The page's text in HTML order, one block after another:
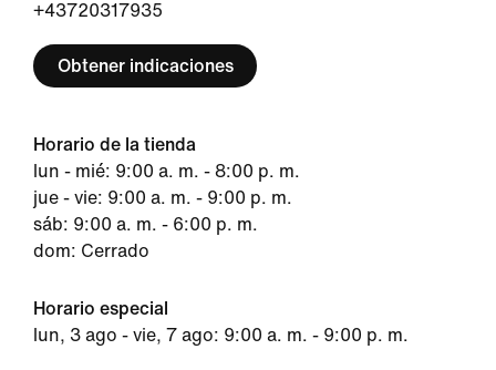
+43720317935
Obtener indicaciones
Horario de la tienda
lun - mié: 9:00 a. m. - 8:00 p. m.
jue - vie: 9:00 a. m. - 9:00 p. m.
sáb: 9:00 a. m. - 6:00 p. m.
dom: Cerrado
Horario especial
lun, 3 ago - vie, 7 ago: 9:00 a. m. - 9:00 p. m.